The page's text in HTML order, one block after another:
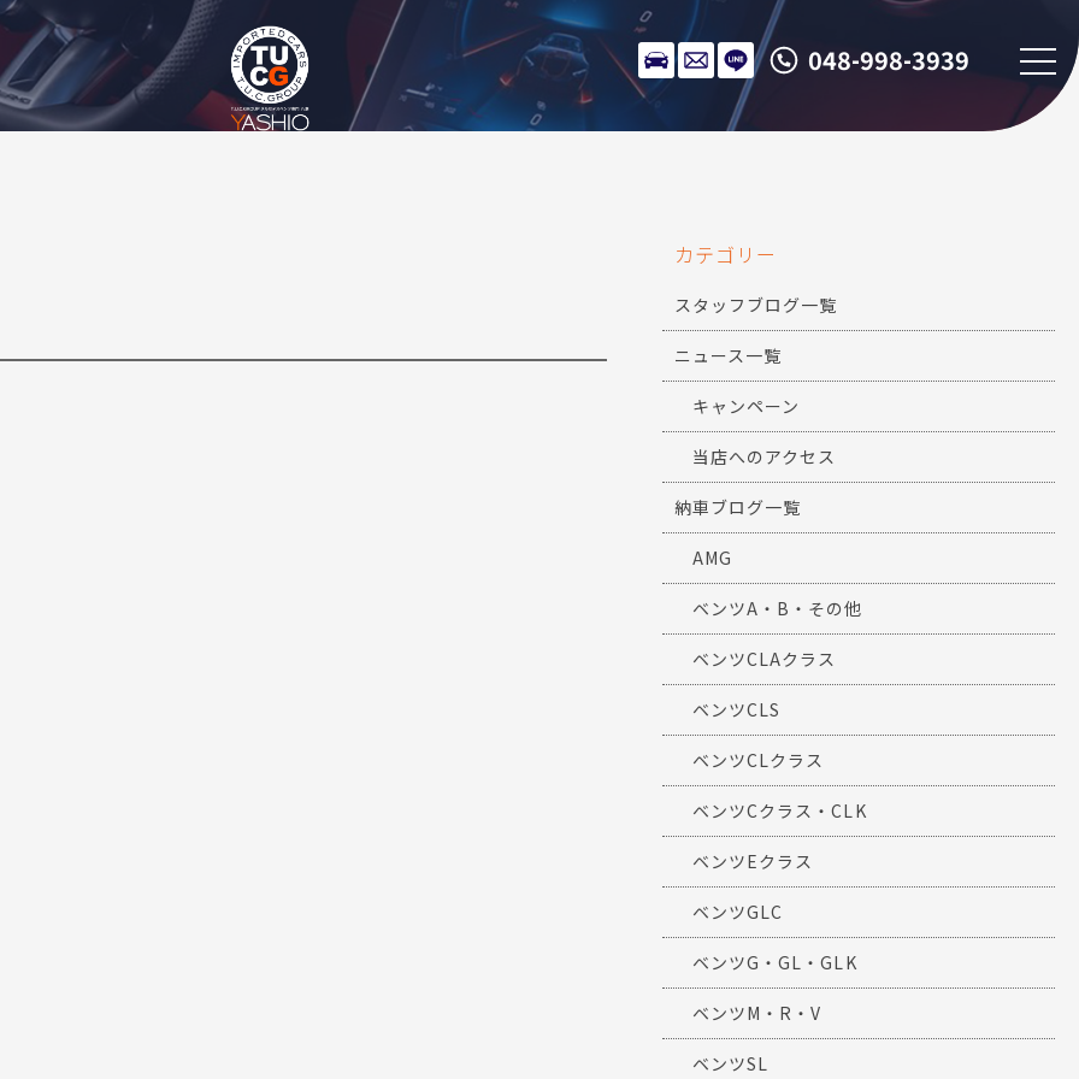
048-998-3939
カテゴリー
スタッフブログ一覧
ニュース一覧
キャンペーン
当店へのアクセス
納車ブログ一覧
AMG
ベンツA・B・その他
ベンツCLAクラス
ベンツCLS
ベンツCLクラス
ベンツCクラス・CLK
ベンツEクラス
ベンツGLC
ベンツG・GL・GLK
ベンツM・R・V
ベンツSL